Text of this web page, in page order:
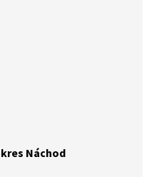
Náchod